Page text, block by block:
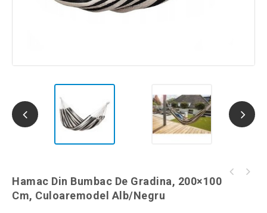
Hamac Din Bumbac De Gradina, 200×100
Cm, Culoaremodel Alb/Negru